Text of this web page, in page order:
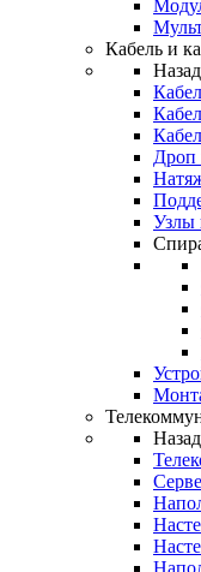
Кабель и
Назад
Дроп
Узлы
Назад